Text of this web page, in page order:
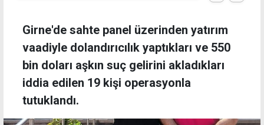
Girne'de sahte panel üzerinden yatırım
vaadiyle dolandırıcılık yaptıkları ve 550
bin doları aşkın suç gelirini akladıkları
iddia edilen 19 kişi operasyonla
tutuklandı.